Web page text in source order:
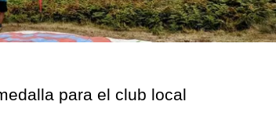
para el club local